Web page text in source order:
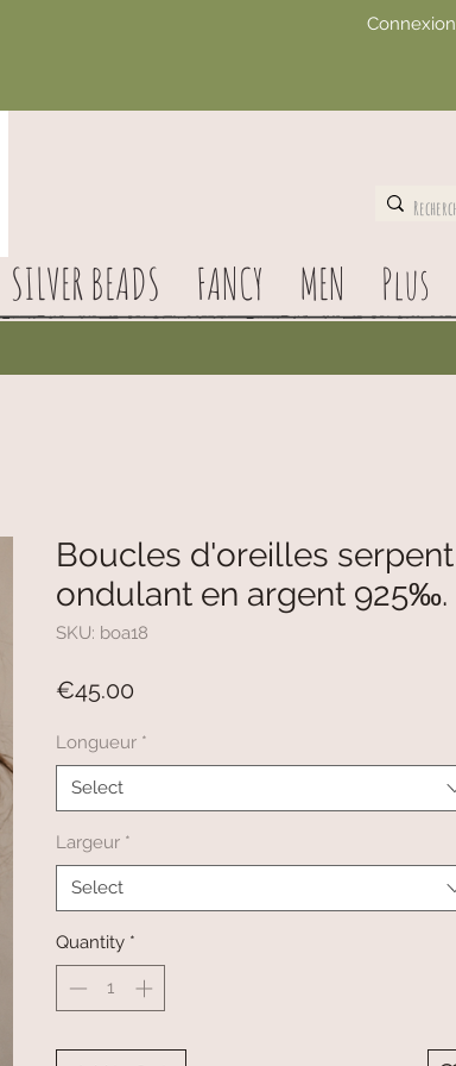
Connexion
SILVER BEADS FANCY MEN Plus
Boucles d'oreilles serpent
ondulant en argent 925‰.
SKU: boa18
€45.00
Longueur *
Select
Largeur *
Select
Quantity *